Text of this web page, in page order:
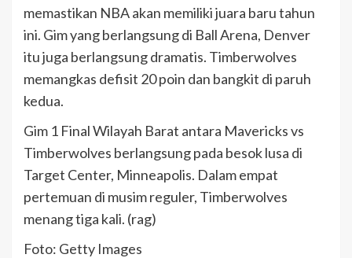
memastikan NBA akan memiliki juara baru tahun
ini. Gim yang berlangsung di Ball Arena, Denver
itu juga berlangsung dramatis. Timberwolves
memangkas defisit 20 poin dan bangkit di paruh
kedua.
Gim 1 Final Wilayah Barat antara Mavericks vs
Timberwolves berlangsung pada besok lusa di
Target Center, Minneapolis. Dalam empat
pertemuan di musim reguler, Timberwolves
menang tiga kali. (rag)
Foto: Getty Images